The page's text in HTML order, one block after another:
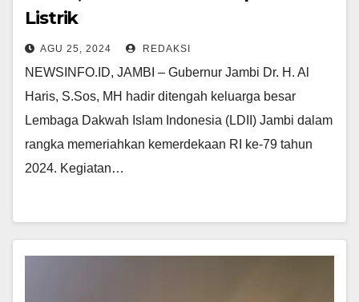
Listrik
AGU 25, 2024 REDAKSI
NEWSINFO.ID, JAMBI – Gubernur Jambi Dr. H. Al
Haris, S.Sos, MH hadir ditengah keluarga besar
Lembaga Dakwah Islam Indonesia (LDII) Jambi dalam
rangka memeriahkan kemerdekaan RI ke-79 tahun
2024. Kegiatan…